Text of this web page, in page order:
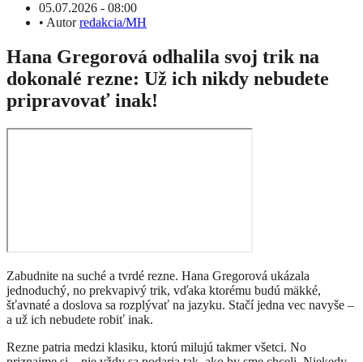
05.07.2026 - 08:00
• Autorredakcia/MH
Hana Gregorová odhalila svoj trik na
dokonalé rezne: Už ich nikdy nebudete
pripravovať inak!
Zabudnite na suché a tvrdé rezne. Hana Gregorová ukázala
jednoduchý, no prekvapivý trik, vďaka ktorému budú mäkké,
šťavnaté a doslova sa rozplývať na jazyku. Stačí jedna vec navyše –
a už ich nebudete robiť inak.
Rezne patria medzi klasiku, ktorú milujú takmer všetci. No